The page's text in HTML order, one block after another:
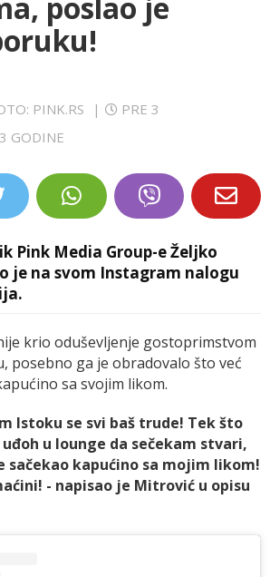
PINK.RS |
PRE 3
GODINE
Pink Media Group-e Željko
je na svom Instagram nalogu
krio oduševljenje gostoprimstvom
posebno ga je obradovalo što već
sa svojim likom.
Istoku se svi baš trude! Tek što
u lounge da sečekam stvari,
sačekao kapućino sa mojim likom!
- napisao je Mitrović u opisu